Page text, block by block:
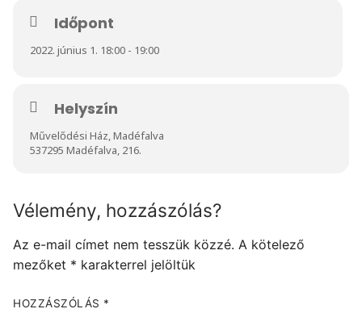
Időpont
2022. június 1. 18:00 - 19:00
Helyszín
Művelődési Ház, Madéfalva
537295 Madéfalva, 216.
Vélemény, hozzászólás?
Az e-mail címet nem tesszük közzé. A kötelező
mezőket * karakterrel jelöltük
HOZZÁSZÓLÁS *